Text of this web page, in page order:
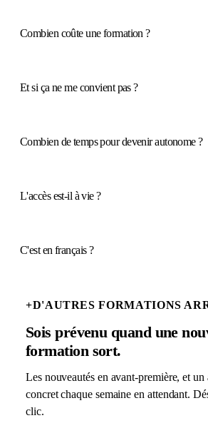
Combien coûte une formation ?
Et si ça ne me convient pas ?
Combien de temps pour devenir autonome ?
L'accès est-il à vie ?
C'est en français ?
+D'AUTRES FORMATIONS
Sois prévenu quand une
formation sort.
Les nouveautés en avant-première, et
concret chaque semaine en attendant.
clic.